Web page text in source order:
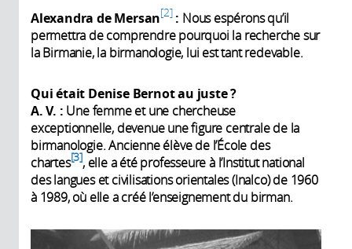
Alexandra de Mersan 2 : Nous espérons qu’il
permettra de comprendre pourquoi la recherche sur
la Birmanie, la birmanologie, lui est tant redevable.
Qui était Denise Bernot au juste?
A. V. : Une femme et une chercheuse
exceptionnelle, devenue une figure centrale de la
birmanologie. Ancienne élève de l’École des
chartes 3 , elle a été professeure à l’Institut national
des langues et civilisations orientales (Inalco) de 1960
à 1989, où elle a créé l’enseignement du birman.